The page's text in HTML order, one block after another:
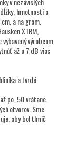
hmotnosti a
a na gram.
XTRM,
výrobcom
až o 7 dB viac
a tvrdé
po .50 vrátane.
otvorov. Sme
aby bol tlmič